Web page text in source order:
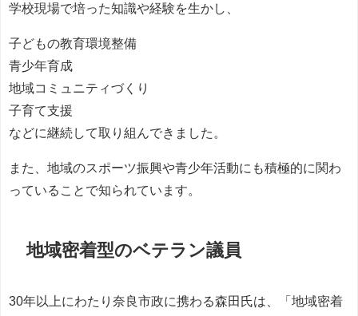
学校現場で培った知識や経験を生かし、
子どもの教育環境整備
青少年育成
地域コミュニティづくり
子育て支援
などに継続して取り組んできました。
また、地域のスポーツ振興や青少年活動にも積極的に関わ
っていることで知られています。
地域密着型のベテラン議員
30年以上にわたり奈良市政に携わる森田氏は、「地域密着